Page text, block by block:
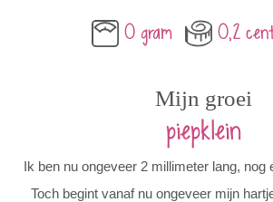
0 gram
0,2
Mijn groei
piepklein
Ik ben nu ongeveer 2 millimeter lang, nog
Toch begint vanaf nu ongeveer mijn